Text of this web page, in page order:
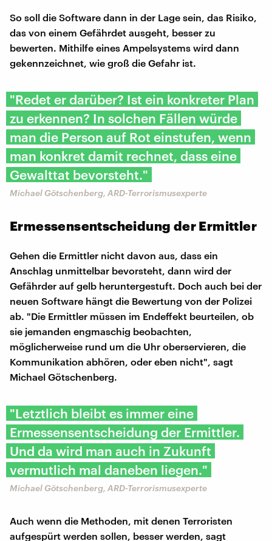
So soll die Software dann in der Lage sein, das Risiko,
das von einem Gefährdet ausgeht, besser zu
bewerten. Mithilfe eines Ampelsystems wird dann
gekennzeichnet, wie groß die Gefahr ist.
"Redet er darüber? Ist ein konkreter Plan
zu erkennen? In solchen Fällen würde
man die Person auf Rot einstufen, wenn
man konkret damit rechnet, dass eine
Gewalttat bevorsteht."
Michael Götschenberg, ARD-Terrorismusexperte
Ermessensentscheidung der Ermittler
Gehen die Ermittler nicht davon aus, dass ein
Anschlag unmittelbar bevorsteht, dann wird der
Gefährder auf gelb heruntergestuft. Doch auch bei der
neuen Software hängt die Bewertung von der Polizei
ab. "Die Ermittler müssen im Endeffekt beurteilen, ob
sie jemanden engmaschig beobachten,
möglicherweise rund um die Uhr oberservieren, die
Kommunikation abhören, oder eben nicht", sagt
Michael Götschenberg.
"Letztlich bleibt es immer eine
Ermessensentscheidung der Ermittler.
Und da wird man auch in Zukunft
vermutlich mal daneben liegen."
Michael Götschenberg, ARD-Terrorismusexperte
Auch wenn die Methoden, mit denen Terroristen
aufgespürt werden sollen, besser werden, sagt